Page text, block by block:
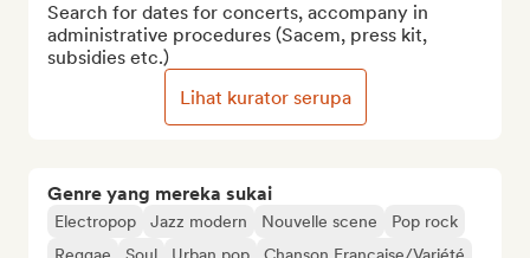
Genre yang mereka sukai
Electropop Jazz modern Nouvelle scene
Pop rock
Search for dates for concerts, accompany in
administrative procedures (Sacem, press kit,
subsidies etc.)
Lihat kurator serupa